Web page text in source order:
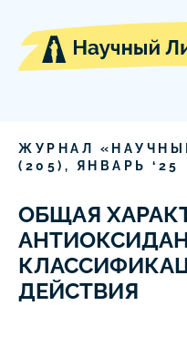
ЖУРНАЛ
( 205), ЯНВАРЬ ‘ 25
ОБЩАЯ
ДЕЙСТВИЯ